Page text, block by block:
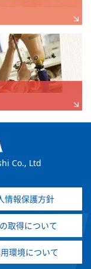
Co., Ltd
情報保護方針
取得について
環境について